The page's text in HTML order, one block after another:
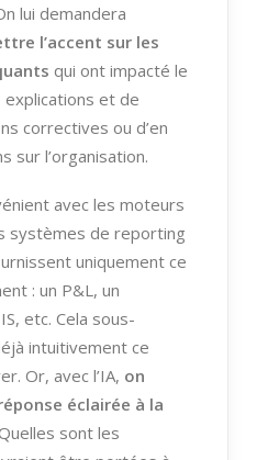
lui demandera
l’accent sur les
qui ont impacté le
explications et de
correctives ou d’en
sur l’organisation.
avec les moteurs
systèmes de reporting
uniquement ce
: un P&L, un
etc. Cela sous-
intuitivement ce
Or, avec l’IA, on
éclairée à la
sont les